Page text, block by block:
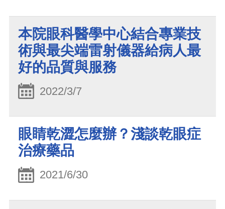
本院眼科醫學中心結合專業技
術與最尖端雷射儀器給病人最
好的品質與服務
2022/3/7
眼睛乾澀怎麼辦？淺談乾眼症
治療藥品
2021/6/30